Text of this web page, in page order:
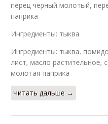
перец черный молотый,
паприка
Ингредиенты: тыква
Ингредиенты: тыква,
лист, масло растительное,
молотая паприка
Читать дальше →